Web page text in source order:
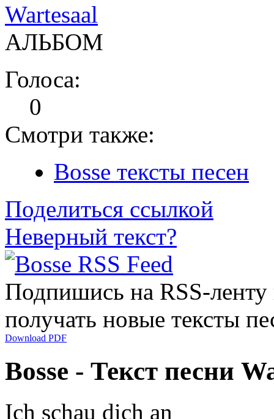
Wartesaal
АЛЬБОМ
Голоса:
0
Смотри также:
Bosse тексты песен
Поделиться ссылкой
Неверный текст?
Подпишись на RSS-
получать новые тексты
Download PDF
Bosse - Текст песни
Ich schau dich an